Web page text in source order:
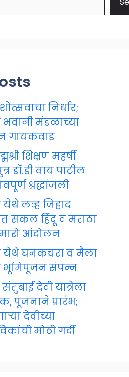
निर्धार;
मंडळाच्या
गायकवाड
शिक्षण महर्षी
डॉ.डी वाय पाटील
श्रद्धांजली
येथे लव्ह जिहाद
सकल हिंदू व मराठा
आंदोलन
येथे घनकचरा व मैला
भूमिपूजन संपन्न
देवी यात्रेला
पूजनाने प्रारंभ;
देवीच्या
मोठी गर्दी